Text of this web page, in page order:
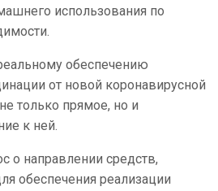
использования по
обеспечению
от новой коронавирусной
только прямое, но и
к ней.
о направлении средств,
обеспечения реализации